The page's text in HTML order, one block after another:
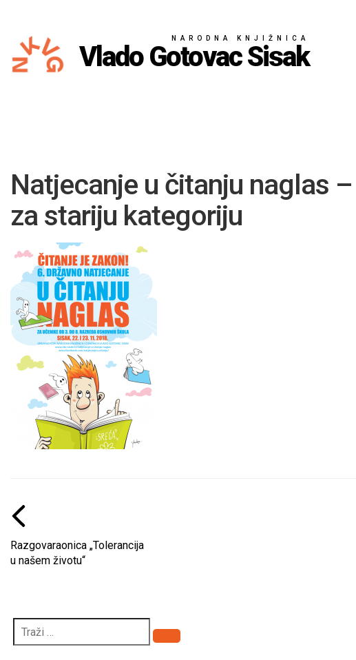
NARODNA KNJIŽNICA
Vlado Gotovac Sisak
Natjecanje u čitanju naglas
za stariju kategoriju
Razgovaraonica „Tolerancija
u našem životu“
Pretraži